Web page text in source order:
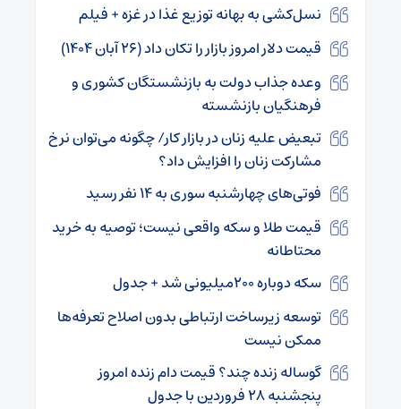
نسل‌کشی به بهانه توزیع غذا در غزه + فیلم
قیمت دلار امروز بازار را تکان داد (۲۶ آبان ۱۴۰۴)
وعده جذاب دولت به بازنشستگان کشوری و
فرهنگیان بازنشسته
تبعیض علیه زنان در بازار کار/ چگونه می‌توان نرخ
مشارکت زنان را افزایش داد؟
فوتی‌های چهارشنبه سوری به ۱۴ نفر رسید
قیمت طلا و سکه واقعی نیست؛ توصیه به خرید
محتاطانه
سکه دوباره ۲۰۰میلیونی شد + جدول
توسعه زیرساخت ارتباطی بدون اصلاح تعرفه‌ها
ممکن نیست
گوساله زنده چند؟ قیمت دام زنده امروز
پنجشنبه ۲۸ فروردین با جدول